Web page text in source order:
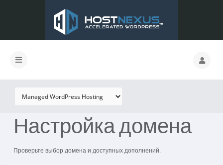
Настройка домена
Проверьте выбор домена и доступных дополнений.